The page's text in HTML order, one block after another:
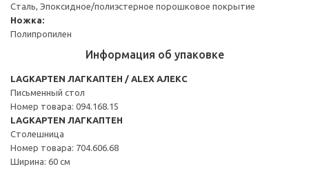
Сталь, Эпоксидное/полиэстерное порошковое покрытие
Ножка:
Полипропилен
Информация об упаковке
LAGKAPTEN ЛАГКАПТЕН / ALEX АЛЕКС
Письменный стол
Номер товара: 094.168.15
LAGKAPTEN ЛАГКАПТЕН
Столешница
Номер товара: 704.606.68
Ширина: 60 см